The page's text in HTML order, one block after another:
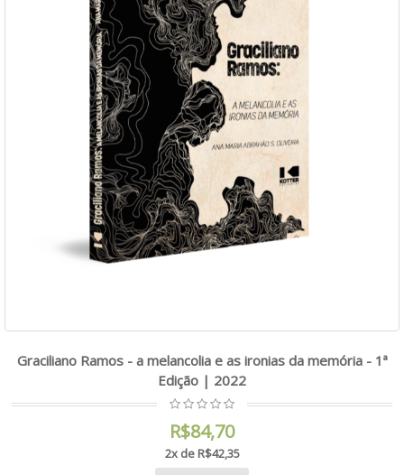
Graciliano Ramos - a melancolia e as ironias da memória - 1ª
Edição | 2022
R$84,70
2x de R$42,35